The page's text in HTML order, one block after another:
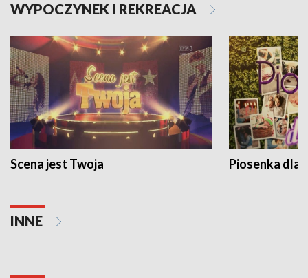
WYPOCZYNEK I REKREACJA
Scena jest Twoja Piosenka dla
INNE